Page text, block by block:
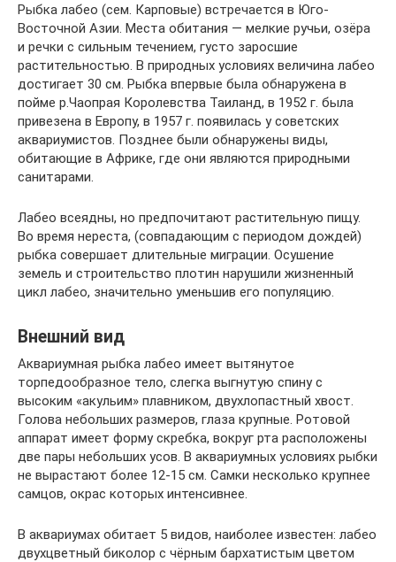
Рыбка лабео (сем. Карповые) встречается в Юго-
Восточной Азии. Места обитания — мелкие ручьи, озёра
и речки с сильным течением, густо заросшие
растительностью. В природных условиях величина лабео
достигает 30 см. Рыбка впервые была обнаружена в
пойме р.Чаопрая Королевства Таиланд, в 1952 г. была
привезена в Европу, в 1957 г. появилась у советских
аквариумистов. Позднее были обнаружены виды,
обитающие в Африке, где они являются природными
санитарами.
Лабео всеядны, но предпочитают растительную пищу.
Во время нереста, (совпадающим с периодом дождей)
рыбка совершает длительные миграции. Осушение
земель и строительство плотин нарушили жизненный
цикл лабео, значительно уменьшив его популяцию.
Внешний вид
Аквариумная рыбка лабео имеет вытянутое
торпедообразное тело, слегка выгнутую спину с
высоким «акульим» плавником, двухлопастный хвост.
Голова небольших размеров, глаза крупные. Ротовой
аппарат имеет форму скребка, вокруг рта расположены
две пары небольших усов. В аквариумных условиях рыбки
не вырастают более 12-15 см. Самки несколько крупнее
самцов, окрас которых интенсивнее.
В аквариумах обитает 5 видов, наиболее известен: лабео
двухцветный биколор с чёрным бархатистым цветом